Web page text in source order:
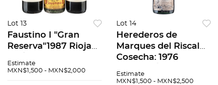
Lot 13
Faustino I "Gran
Reserva"1987 Rioja
Torremilanos "Gran
Estimate
MXN$1,500 - MXN$2,000
Lot 14
Herederos de
Marques del Riscal
Cosecha: 1976
España Nivel: en el
Estimate
MXN$1,500 - MXN$2,500